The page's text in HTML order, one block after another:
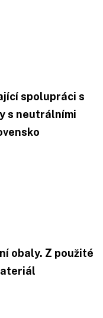
spolupráci s
s neutrálními
obaly. Z použité